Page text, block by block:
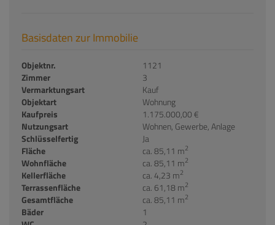
Basisdaten zur Immobilie
Objektnr.
1121
Zimmer
3
Vermarktungsart
Kauf
Objektart
Wohnung
Kaufpreis
1.175.000,00 €
Nutzungsart
Wohnen Gewerbe Anlage
Schlüsselfertig
Ja
Fläche
ca. 85,11 m2
Wohnfläche ca. 85,11 m2
Kellerfläche ca. 4,23 m2
Terrassenfläche ca. 61,18 m2
Gesamtfläche ca. 85,11 m2
Bäder
1